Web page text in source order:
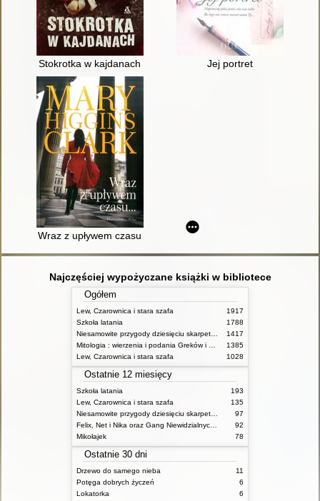
Stokrotka w kajdanach Jej portret
Wraz z upływem czasu
Najczęściej wypożyczane książki w bibliotece
Ogółem
Lew, Czarownica i stara szafa
1917
Szkoła latania
1788
1417
1385
Lew, Czarownica i stara szafa
1028
Ostatnie 12 miesięcy
Szkoła latania
193
Lew, Czarownica i stara szafa
135
97
92
Mikołajek
78
Ostatnie 30 dni
Drzewo do samego nieba
11
Potęga dobrych życzeń
6
Lokatorka
6